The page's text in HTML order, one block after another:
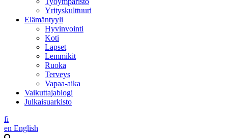
Yrityskulttuuri
Elämäntyyli
Hyvinvointi
Koti
Lapset
Lemmikit
Ruoka
Terveys
Vapaa-aika
Vaikuttajablogi
Julkaisuarkisto
fi
en English